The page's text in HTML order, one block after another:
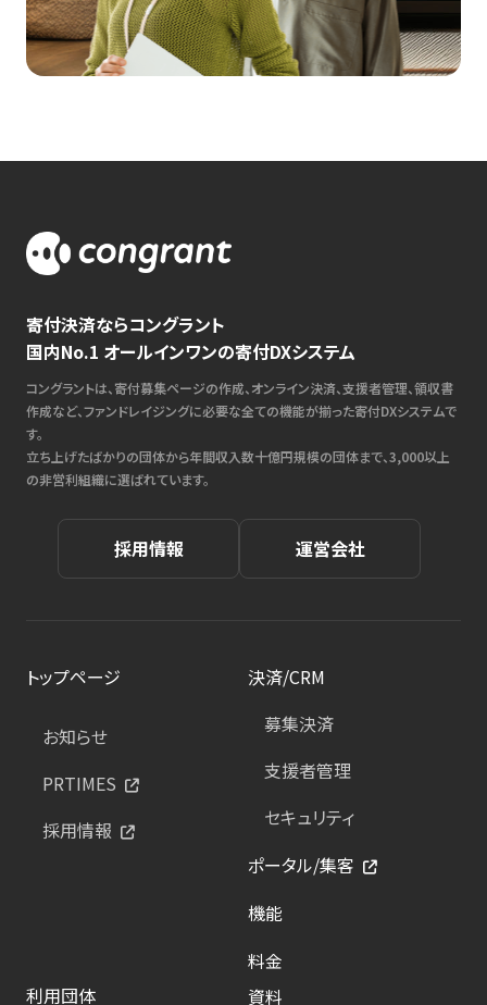
寄付決済ならコングラント
国内No.1 オールインワンの寄付DXシステム
コングラントは、寄付募集ページの作成、オンライン決済、支援者管理、領収書
作成など、ファンドレイジングに必要な全ての機能が揃った寄付DXシステムで
す。
立ち上げたばかりの団体から年間収入数十億円規模の団体まで、3,000以上
の非営利組織に選ばれています。
採用情報 運営会社
トップページ
お知らせ
PRTIMES
採用情報
決済/CRM
募集決済
支援者管理
セキュリティ
ポータル/集客
機能
料金
利用団体
資料